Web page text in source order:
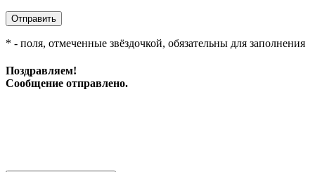
Отправить
* - поля, отмеченные звёздочкой, обязательны для заполнения
Поздравляем!
Сообщение отправлено.